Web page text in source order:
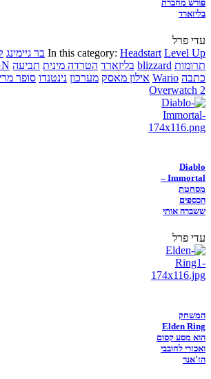
פורש מחברת
בליזארד
עדי פרל
In this category: Headstart Level Up בר גיימינג
תרומות blizzard בליזארד הטרדה מינית תביעה
כתבה Wario אילון מאסק מערכון נינטנדו סופר
Overwatch 2
Diablo
Immortal –
מסחטת
הכספים
ששברה אותי
עדי פרל
המשחק
Elden Ring
הוא מסע קסום
ואכזרי לחובבי
הז'אנר